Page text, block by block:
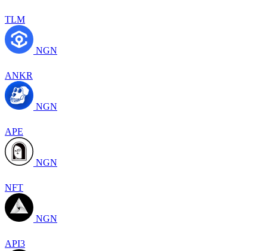
TLM
NGN
ANKR
NGN
APE
NGN
NFT
NGN
API3